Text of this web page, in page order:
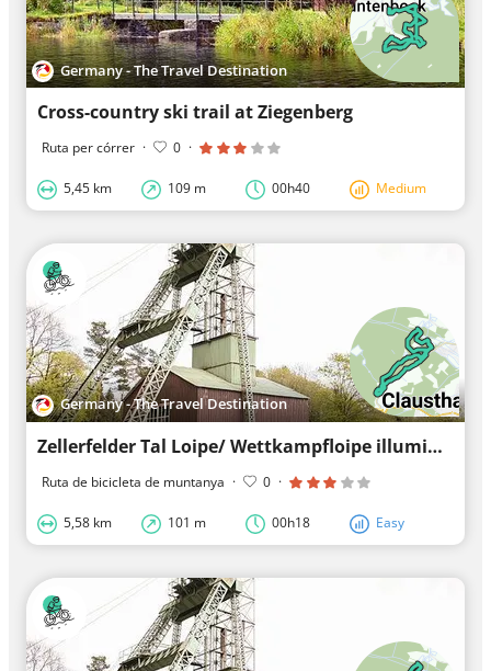
Germany - The Travel Destination
Cross-country ski trail at Ziegenberg
Ruta per córrer · 0 ·
5,45 km 109 m 00h40 Medium
Germany - The Travel Destination
Zellerfelder Tal Loipe/ Wettkampfloipe illuminated
Ruta de bicicleta de muntanya · 0 ·
5,58 km 101 m 00h18 Easy